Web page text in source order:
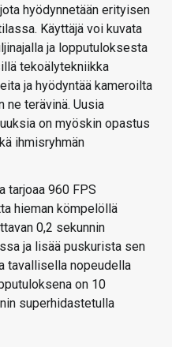
hyödynnetään erityisen
Käyttäjä voi kuvata
ja lopputuloksesta
tekoälytekniikka
ja hyödyntää kameroilta
ne terävinä. Uusia
on myöskin opastus
ihmisryhmän
tarjoaa 960 FPS
hieman kömpelöllä
0,2 sekunnin
ja lisää puskurista sen
tavallisella nopeudella
on 10
superhidastetulla